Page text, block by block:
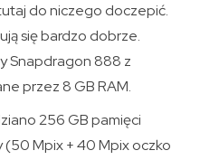
do niczego doczepić.
się bardzo dobrze.
Snapdragon 888 z
przez 8 GB RAM.
256 GB pamięci
(50 Mpix + 40 Mpix oczko